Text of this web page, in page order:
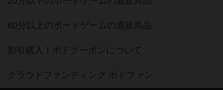
60分以上のボードゲームの通販商品
割引購入！ボドクーポンについて
クラウドファンディング ボドファン